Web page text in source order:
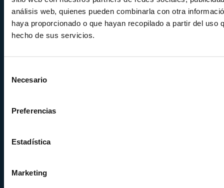
análisis web, quienes pueden combinarla con otra
haya proporcionado o que hayan recopilado a partir del uso
hecho de sus servicios.
Necesario
Preferencias
Estadística
Marketing